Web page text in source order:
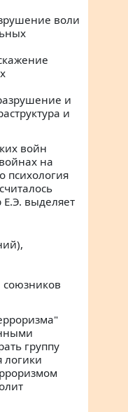
воли
и
и
войн
на
психология
выделяет
группу
логики